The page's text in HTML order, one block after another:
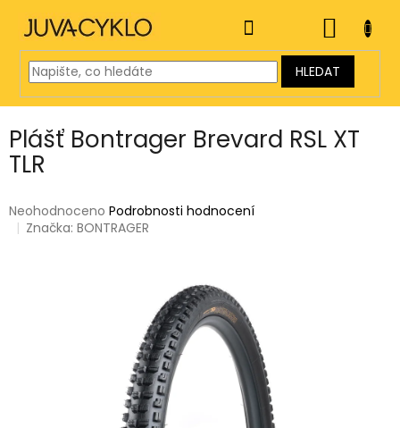
obsah
HLEDAT
KOŠÍK
Plášť Bontrager Brevard RSL XT
TLR
Průměrné
hodnocení
Neohodnoceno Podrobnosti hodnocení
Značka:BONTRAGER